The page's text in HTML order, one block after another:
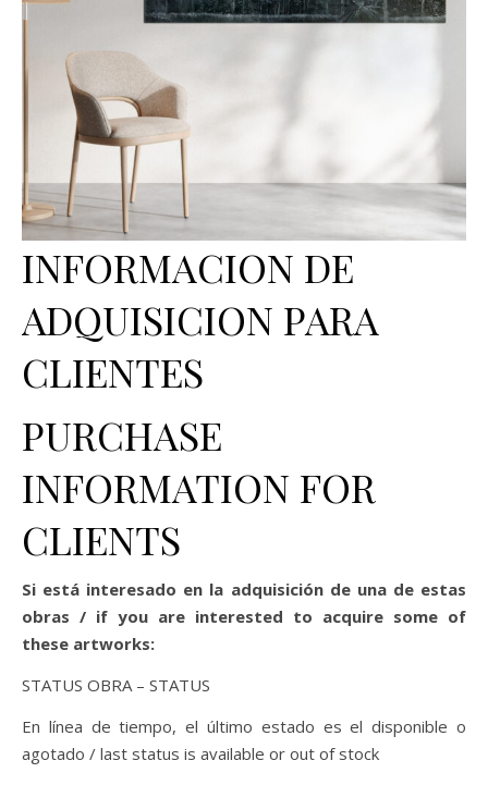
INFORMACION DE
ADQUISICION PARA
CLIENTES
PURCHASE
INFORMATION FOR
CLIENTS
Si está interesado en la adquisición de una de estas
obras / if you are interested to acquire some of
these artworks:
STATUS OBRA – STATUS
En línea de tiempo, el último estado es el disponible o
agotado / last status is available or out of stock